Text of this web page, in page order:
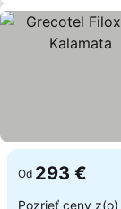
Od 293 €
Pozrieť ceny z(o)